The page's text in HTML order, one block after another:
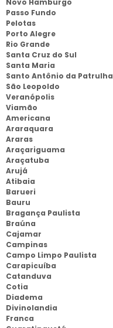
Novo Hamburgo
Passo Fundo
Pelotas
Porto Alegre
Rio Grande
Santa Cruz do Sul
Santa Maria
Santo Antônio da Patrulha
São Leopoldo
Veranópolis
Viamão
Americana
Araraquara
Araras
Araçariguama
Araçatuba
Arujá
Atibaia
Barueri
Bauru
Bragança Paulista
Braúna
Cajamar
Campinas
Campo Limpo Paulista
Carapicuíba
Catanduva
Cotia
Diadema
Divinolandia
Franca